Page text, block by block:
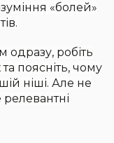
«болей»
одразу, робіть
поясніть, чому
ніші. Але не